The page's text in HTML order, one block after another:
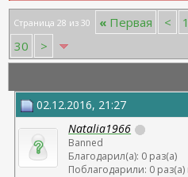
Страница 28 из 30 « Первая <
30
>
02.12.2016, 21:27
Natalia1966
Banned
Благодарил(а): 0 раз(а)
Поблагодарили: 0